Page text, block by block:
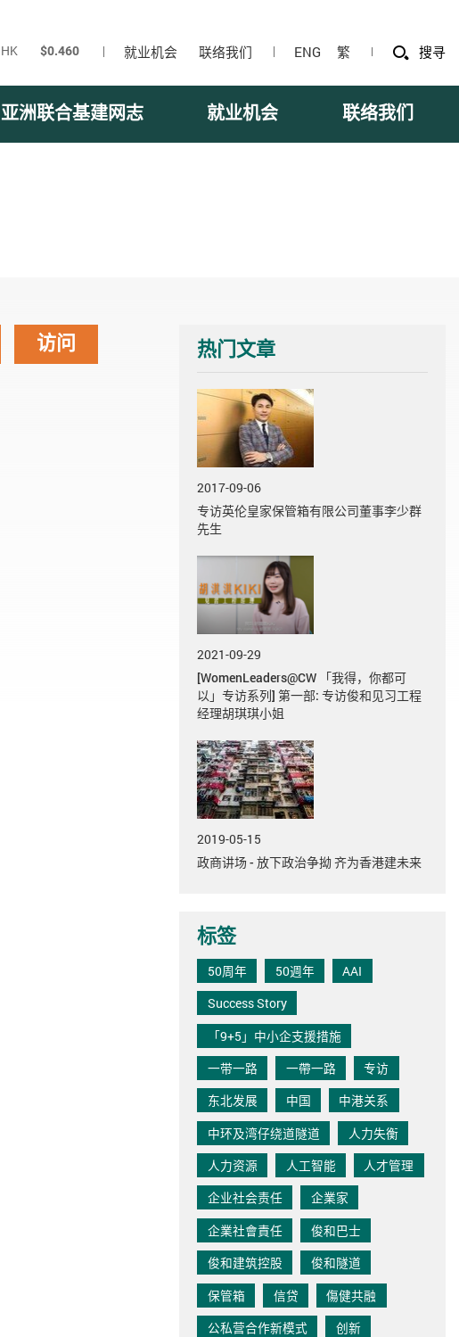
就业机会 联络我们 ENG 繁 搜寻
亚洲联合基建网志 就业机会 联络我们
访问
热门文章
2017-09-06
专访英伦皇家保管箱有限公司董事李少群
先生
2021-09-29
[WomenLeaders@CW 「我得，你都可
以」专访系列] 第一部: 专访俊和见习工程
经理胡琪琪小姐
2019-05-15
政商讲场 - 放下政治争拗 齐为香港建未来
标签
50周年 50週年
AAI
Success Story
「9+5」中小企支援措施
一带一路
一帶一路
专访
东北发展
中国
中港关系
中环及湾仔绕道隧道
人力失衡
人力资源
人工智能
人才管理
企业社会责任
企業家
企業社會責任
俊和巴士
俊和建筑控股
俊和隧道
保管箱
信贷
傷健共融
公私营合作新模式
创新